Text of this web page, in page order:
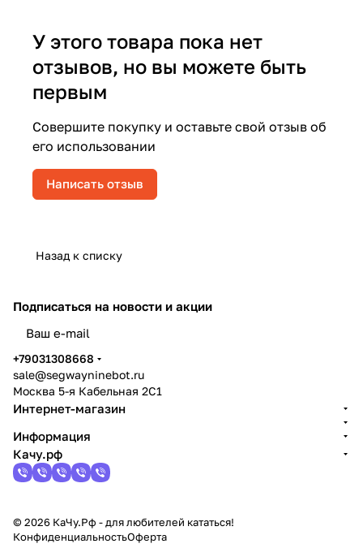
У этого товара пока нет
отзывов, но вы можете быть
первым
Совершите покупку и оставьте свой отзыв об
его использовании
Написать отзыв
Назад к списку
Подписаться на новости и акции
+79031308668
sale@segwayninebot.ru
Москва 5-я Кабельная 2С1
Интернет-магазин
Информация
Качу.рф
© 2026 КаЧу.Рф - для любителей кататься!
КонфиденциальностьОферта